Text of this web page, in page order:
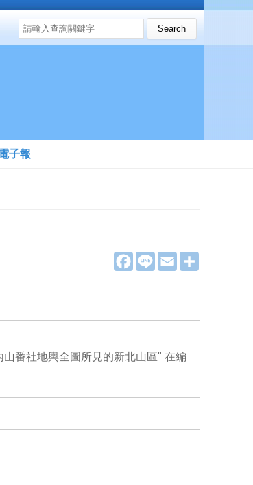
搜尋表單
Search this site
子報
F
a
e
o
L
e
E
m
i
番社地輿全圖所見的新北山區" 在編